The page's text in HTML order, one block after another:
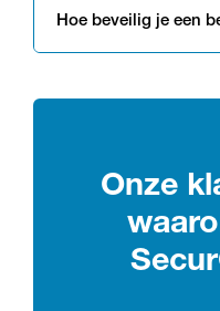
Hoe beveilig je een
Onze